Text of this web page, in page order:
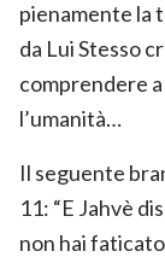
pienamente la
da Lui Stesso
comprendere
l’umanità…
Il seguente
11: “E Jahvè
non hai